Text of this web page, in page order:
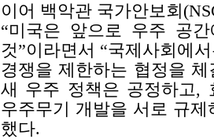
이어 백악관 국가안보회
“미국은 앞으로 우주 공
것”이라면서 “국제사회에
경쟁을 제한하는 협정을
새 우주 정책은 공정하고,
우주무기 개발을 서로 규
했다.